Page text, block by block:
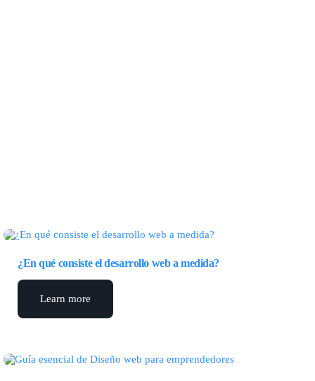
¿En qué consiste el desarrollo web a medida?
Learn more